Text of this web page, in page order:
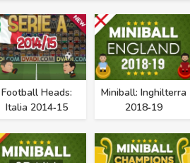
Football Heads:
Italia 2014‑15
Miniball: Inghilterra
2018‑19